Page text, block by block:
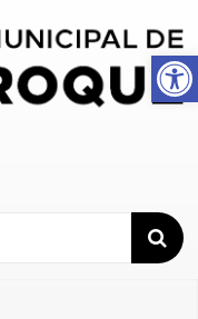
Abrir a barra de ferramentas